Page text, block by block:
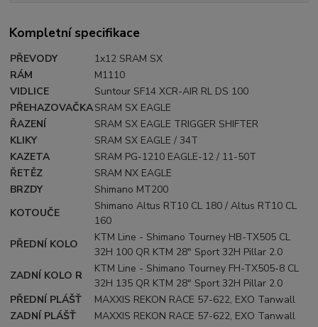
Kompletní specifikace
PŘEVODY
1x12 SRAM SX
RÁM
M1110
VIDLICE
Suntour SF14 XCR-AIR RL DS 100
PŘEHAZOVAČKASRAM SX EAGLE
ŘAZENÍ
SRAM SX EAGLE TRIGGER SHIFTER
KLIKY
SRAM SX EAGLE / 34T
KAZETA
SRAM PG-1210 EAGLE-12 / 11-50T
ŘETĚZ
SRAM NX EAGLE
BRZDY
Shimano MT200
KOTOUČE
Shimano Altus RT10 CL 180 / Altus RT10 CL
160
PŘEDNÍ KOLO
KTM Line - Shimano Tourney HB-TX505 CL
32H 100 QR KTM 28" Sport 32H Pillar 2.0
ZADNÍ KOLO R
KTM Line - Shimano Tourney FH-TX505-8 CL
32H 135 QR KTM 28" Sport 32H Pillar 2.0
PŘEDNÍ PLÁŠŤ
MAXXIS REKON RACE 57-622, EXO Tanwall
ZADNÍ PLÁŠŤ
MAXXIS REKON RACE 57-622, EXO Tanwall